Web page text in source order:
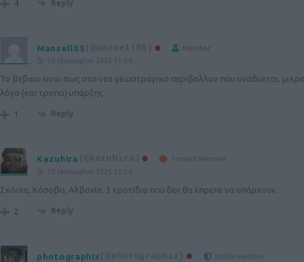
4 Reply
Mansell05
Member
10 Ιανουαρίου 2025 11:34
Το βεβαιο ειναι πως στο νεο γεωστραγικο περιβαλλον που αναδυεται,
λόγο (και τροπο) υπάρξης.
1 Reply
Kazuhira
Trusted Member
10 Ιανουαρίου 2025 13:14
Σκόπια, Κόσοβο, Αλβανία. 3 κρατίδια που δεν θα έπρεπε να υπάρχουν.
2 Reply
photographix Noble Member